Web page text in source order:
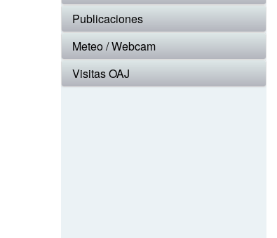
Publicaciones
Meteo / Webcam
Visitas OAJ